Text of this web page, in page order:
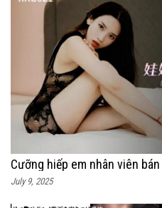
Cưỡng hiếp em nhân viên
July 9, 2025